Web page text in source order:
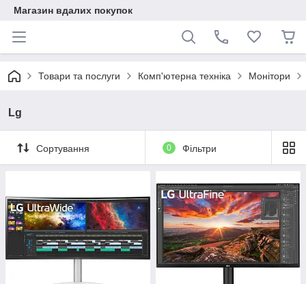
Магазин вдалих покупок
Товари та послуги Комп'ютерна техніка Монітори
Lg
Сортування 0 Фільтри